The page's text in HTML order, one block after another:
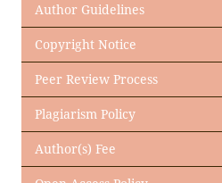
Author Guidelines
Copyright Notice
Peer Review Process
Plagiarism Policy
Author(s) Fee